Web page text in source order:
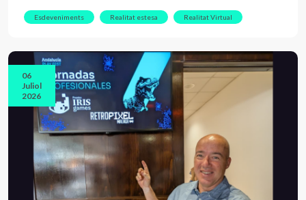
Esdeveniments Realitat estesa Realitat Virtual
06
Juliol
2026